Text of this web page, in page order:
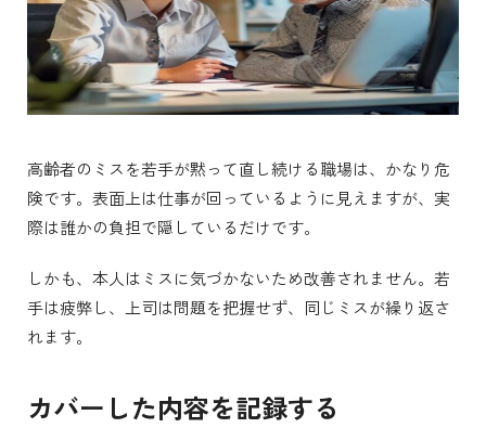
高齢者のミスを若手が黙って直し続ける職場は、かなり危
険です。表面上は仕事が回っているように見えますが、実
際は誰かの負担で隠しているだけです。
しかも、本人はミスに気づかないため改善されません。若
手は疲弊し、上司は問題を把握せず、同じミスが繰り返さ
れます。
カバーした内容を記録する